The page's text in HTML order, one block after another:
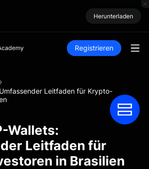
Herunterladen
Registrieren
Leitfaden für Krypto-
Wallets:
Leitfaden für
in Brasilien